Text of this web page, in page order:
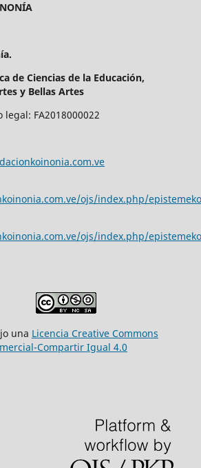
de Ciencias de la Educación,
y Bellas Artes
FA2018000022
ojs/index.php/
ojs/index.php/
una Licencia Creative Commons
Compartir Igual 4.0